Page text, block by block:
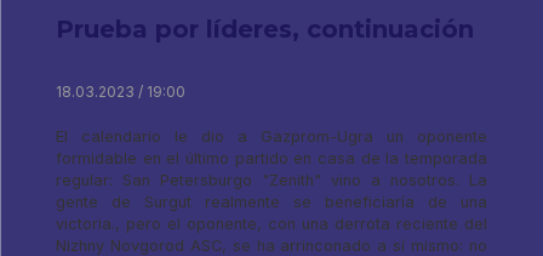
Prueba por líderes, continuación
18.03.2023 / 19:00
El calendario le dio a Gazprom-Ugra un oponente
formidable en el último partido en casa de la temporada
regular: San Petersburgo "Zenith" vino a nosotros. La
gente de Surgut realmente se beneficiaría de una
victoria., pero el oponente, con una derrota reciente del
Nizhny Novgorod ASC, se ha arrinconado a sí mismo: no